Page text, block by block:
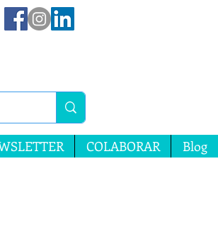
COLABORAR Blog